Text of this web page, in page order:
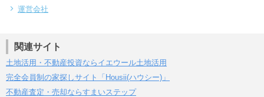
運営会社
関連サイト
土地活用・不動産投資ならイエウール土地活用
完全会員制の家探しサイト「Housii(ハウシー)」
不動産査定・売却ならすまいステップ